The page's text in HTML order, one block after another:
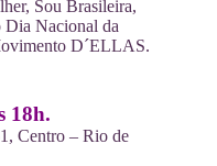
Sou Brasileira,
Dia Nacional da
D´ELLAS.
18h.
Centro – Rio de